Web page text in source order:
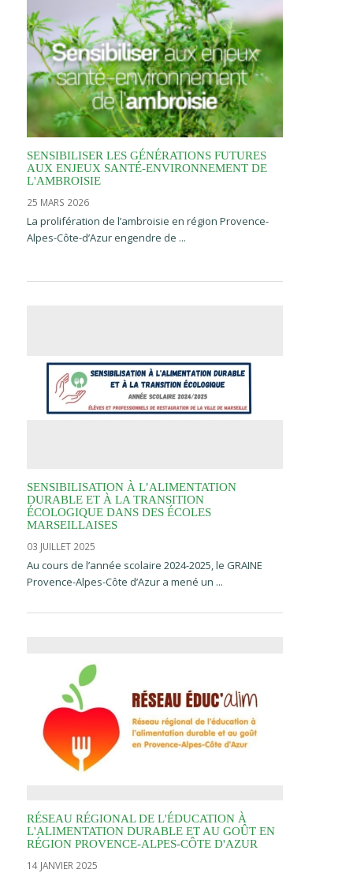
SENSIBILISER LES GÉNÉRATIONS FUTURES
AUX ENJEUX SANTÉ-ENVIRONNEMENT DE
L'AMBROISIE
25 MARS 2026
La prolifération de l’ambroisie en région Provence-
Alpes-Côte-d’Azur engendre de ...
SENSIBILISATION À L’ALIMENTATION
DURABLE ET À LA TRANSITION
ÉCOLOGIQUE DANS DES ÉCOLES
MARSEILLAISES
03 JUILLET 2025
Au cours de l’année scolaire 2024-2025, le GRAINE
Provence-Alpes-Côte d’Azur a mené un ...
RÉSEAU RÉGIONAL DE L'ÉDUCATION À
L'ALIMENTATION DURABLE ET AU GOÛT EN
RÉGION PROVENCE-ALPES-CÔTE D'AZUR
14 JANVIER 2025